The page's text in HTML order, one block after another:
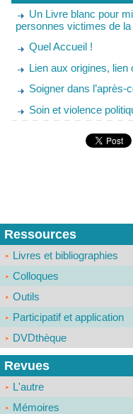
Ressources
Livres et bibliographies
Colloques
Outils
Participatif et application
DVDthèque
Revues
L'autre
Mémoires
Un Livre blanc pour
personnes victimes de
Quel Accueil !
Lien aux origines, lien
Soigner dans l’après-
Soin et violence